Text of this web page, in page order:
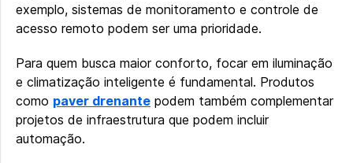
exemplo, sistemas de monitoramento e controle de
acesso remoto podem ser uma prioridade.
Para quem busca maior conforto, focar em iluminação
e climatização inteligente é fundamental. Produtos
como paver drenante podem também complementar
projetos de infraestrutura que podem incluir
automação.